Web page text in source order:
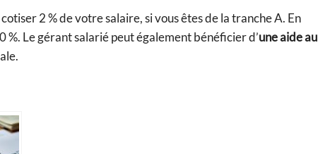
2 % de votre salaire, si vous êtes de la tranche A. En
Le gérant salarié peut également bénéficier d’une aide au